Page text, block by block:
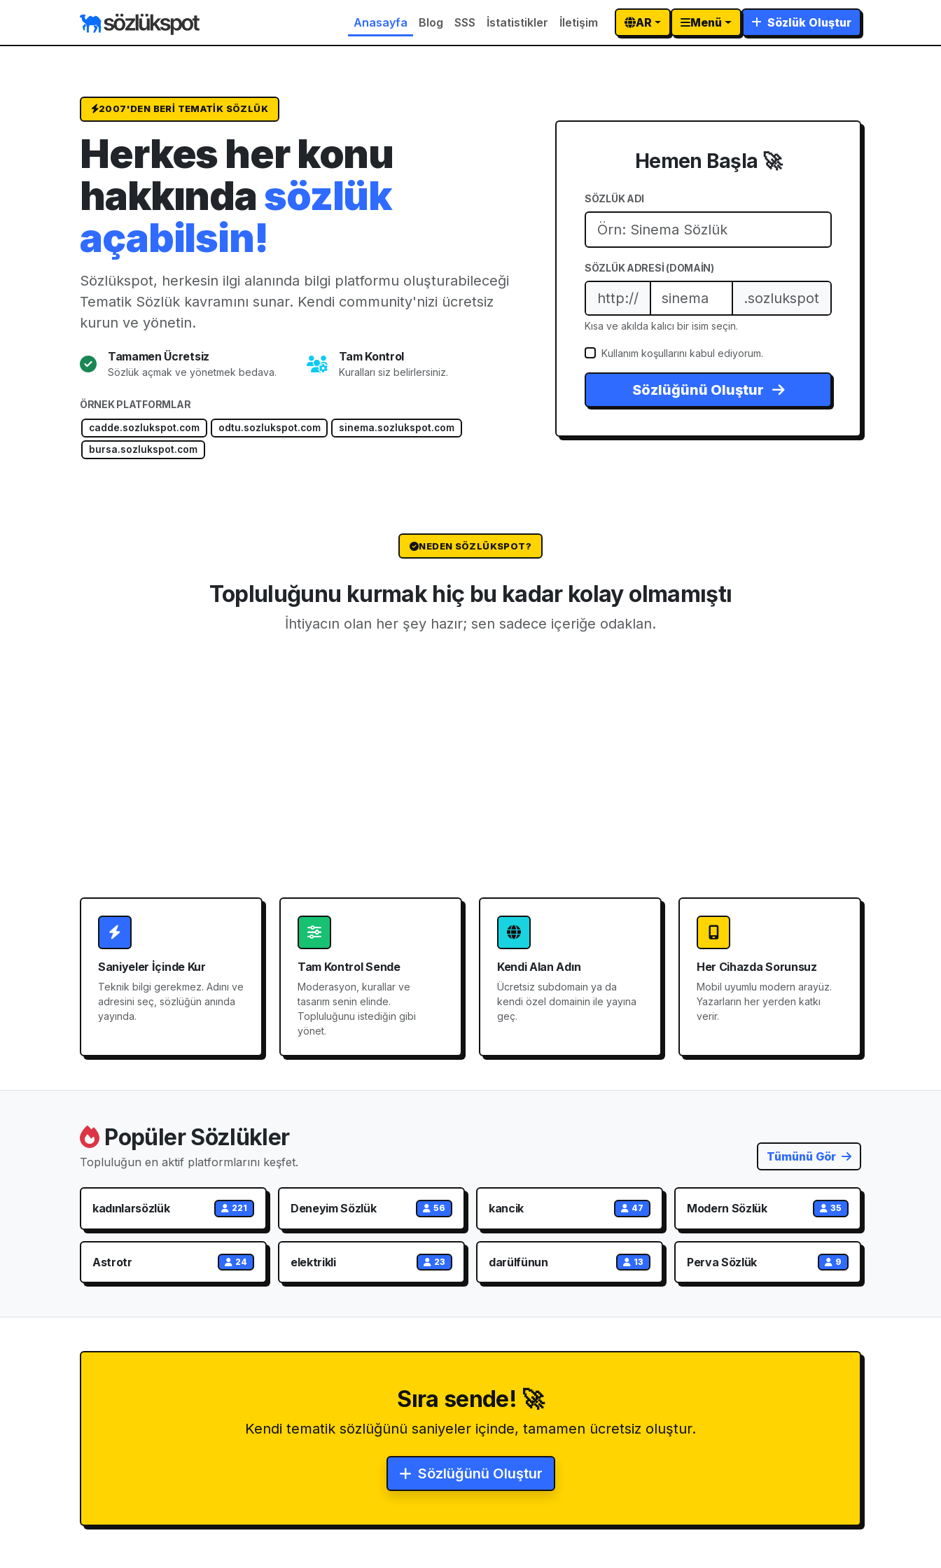
Anasayfa Blog SSS İstatistikler İletişim AR Menü Sözlük Oluştur
2007'DEN BERI TEMATIK SÖZLÜK
Herkes her konu
hakkındasözlük
açabilsin!
Sözlükspot, herkesin ilgi alanında bilgi platformu oluşturabileceği
Tematik Sözlük kavramını sunar. Kendi community'nizi ücretsiz
kurun ve yönetin.
Tamamen Ücretsiz
Sözlük açmak ve yönetmek bedava.
Tam Kontrol
Kuralları siz belirlersiniz.
ÖRNEK PLATFORMLAR
cadde.sozlukspot.com odtu.sozlukspot.com
sinema.sozlukspot.com
bursa.sozlukspot.com
Hemen Başla 🚀
SÖZLÜK ADI
SÖZLÜK ADRESI (DOMAIN)
http:// .sozlukspot
Kısa ve akılda kalıcı bir isim seçin.
Kullanım koşullarını kabul ediyorum.
Sözlüğünü Oluştur
NEDEN SÖZLÜKSPOT?
Topluluğunu kurmak hiç bu kadar kolay olmamıştı
İhtiyacın olan her şey hazır; sen sadece içeriğe odaklan.
Saniyeler İçinde Kur
Teknik bilgi gerekmez. Adını ve
adresini seç, sözlüğün anında
yayında.
Tam Kontrol Sende
Moderasyon, kurallar ve
tasarım senin elinde.
Topluluğunu istediğin gibi
yönet.
Kendi Alan Adın
Ücretsiz subdomain ya da
kendi özel domainin ile yayına
geç.
Her Cihazda Sorunsuz
Mobil uyumlu modern arayüz.
Yazarların her yerden katkı
verir.
Popüler Sözlükler
Topluluğun en aktif platformlarını keşfet. Tümünü Gör
kadınlarsözlük 221 Deneyim Sözlük 56 kancik 47 Modern Sözlük 35
Astrotr 24 elektrikli 23 darülfünun 13 Perva Sözlük 9
Sıra sende! 🚀
Kendi tematik sözlüğünü saniyeler içinde, tamamen ücretsiz oluştur.
Sözlüğünü Oluştur